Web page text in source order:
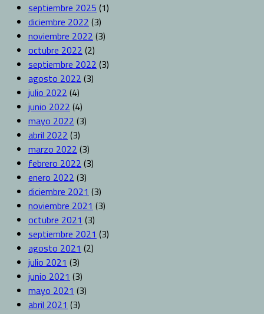
septiembre 2025 (1)
diciembre 2022 (3)
noviembre 2022 (3)
octubre 2022 (2)
septiembre 2022 (3)
agosto 2022 (3)
julio 2022 (4)
junio 2022 (4)
mayo 2022 (3)
abril 2022 (3)
marzo 2022 (3)
febrero 2022 (3)
enero 2022 (3)
diciembre 2021 (3)
noviembre 2021 (3)
octubre 2021 (3)
septiembre 2021 (3)
agosto 2021 (2)
julio 2021 (3)
junio 2021 (3)
mayo 2021 (3)
abril 2021 (3)